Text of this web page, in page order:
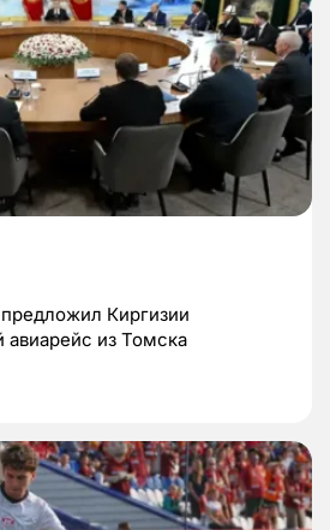
Киргизии
авиарейс из Томска